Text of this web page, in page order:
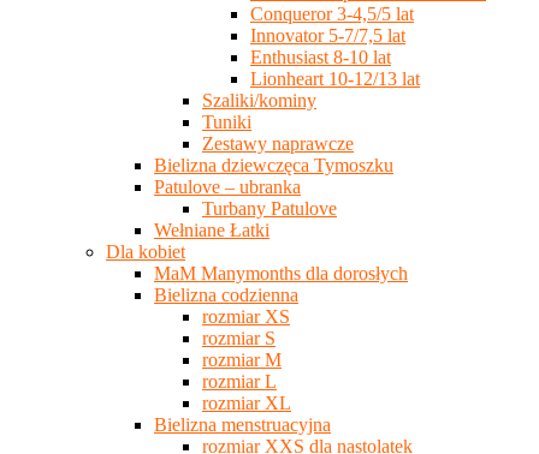
Conqueror 3-4,5/5 lat
Innovator 5-7/7,5 lat
Enthusiast 8-10 lat
Lionheart 10-12/13 lat
Szaliki/kominy
Tuniki
Zestawy naprawcze
Bielizna dziewczęca Tymoszku
Patulove – ubranka
Turbany Patulove
Wełniane Łatki
Dla kobiet
MaM Manymonths dla dorosłych
Bielizna codzienna
rozmiar XS
rozmiar S
rozmiar M
rozmiar L
rozmiar XL
Bielizna menstruacyjna
rozmiar XXS dla nastolatek